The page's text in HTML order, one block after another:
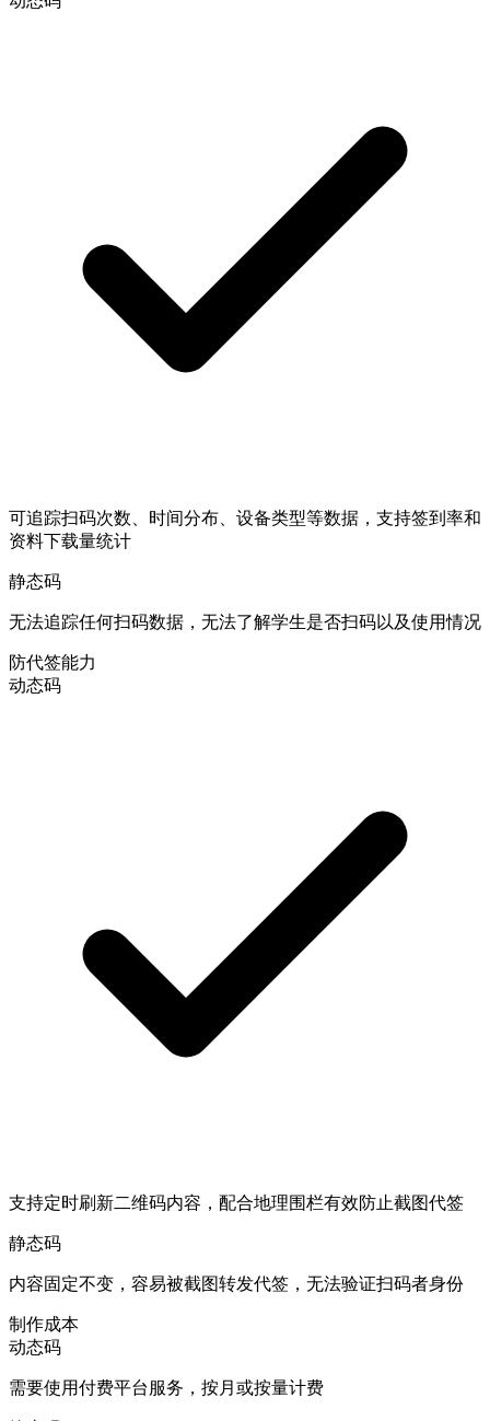
可追踪扫码次数、时间分布、设备类型等数据，支持签到率和
资料下载量统计
静态码
无法追踪任何扫码数据，无法了解学生是否扫码以及使用情况
防代签能力
动态码
支持定时刷新二维码内容，配合地理围栏有效防止截图代签
静态码
内容固定不变，容易被截图转发代签，无法验证扫码者身份
制作成本
动态码
需要使用付费平台服务，按月或按量计费